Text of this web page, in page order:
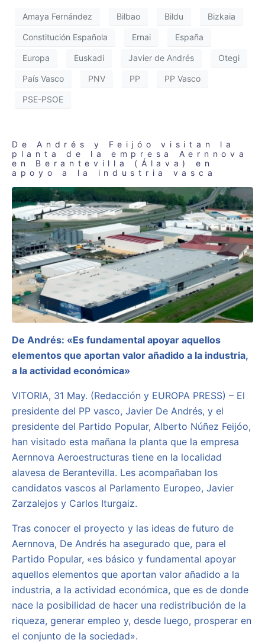
Amaya Fernández Bilbao Bildu Bizkaia
Constitución Española Ernai España
Europa Euskadi Javier de Andrés Otegi
País Vasco PNV PP PP Vasco
PSE-PSOE
De Andrés y Feijóo visitan la
planta de la empresa Aernnova
en Berantevilla (Álava) en
apoyo a la industria vasca
De Andrés: «Es fundamental apoyar aquellos
elementos que aportan valor añadido a la industria,
a la actividad económica»
VITORIA, 31 May. (Redacción y EUROPA PRESS) – El
presidente del PP vasco, Javier De Andrés, y el
presidente del Partido Popular, Alberto Núñez Feijóo,
han visitado esta mañana la planta que la empresa
Aernnova Aeroestructuras tiene en la localidad
alavesa de Berantevilla. Les acompañaban los
candidatos vascos al Parlamento Europeo, Javier
Zarzalejos y Carlos Iturgaiz.
Tras conocer el proyecto y las ideas de futuro de
Aernnova, De Andrés ha asegurado que, para el
Partido Popular, «es básico y fundamental apoyar
aquellos elementos que aportan valor añadido a la
industria, a la actividad económica, que es de donde
nace la posibilidad de hacer una redistribución de la
riqueza, generar empleo y, desde luego, prosperar en
el conjunto de la sociedad».